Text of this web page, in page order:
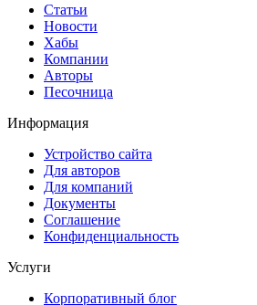
Статьи
Новости
Хабы
Компании
Авторы
Песочница
Информация
Устройство сайта
Для авторов
Для компаний
Документы
Соглашение
Конфиденциальность
Услуги
Корпоративный блог